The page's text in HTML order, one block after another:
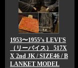
1953〜1955’s LEVI'S
（リーバイス） 517X
X 2nd JK / SIZE46 / B
LANKET MODEL